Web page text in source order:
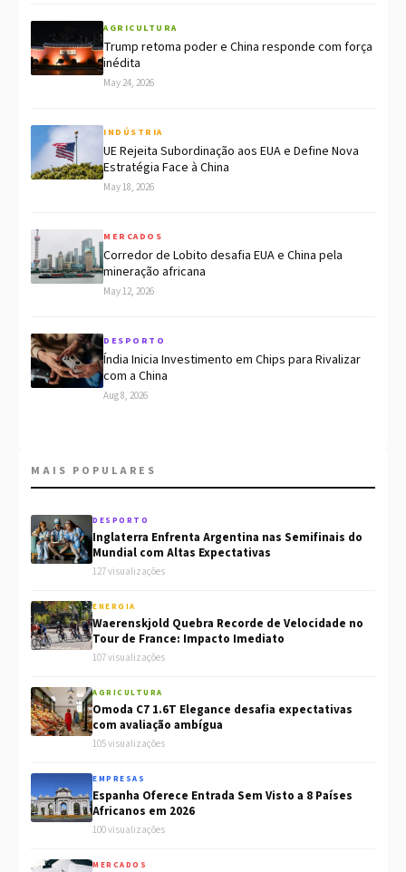
AGRICULTURA
Trump retoma poder e China responde com força
inédita
May 24, 2026
INDÚSTRIA
UE Rejeita Subordinação aos EUA e Define Nova
Estratégia Face à China
May 18, 2026
MERCADOS
Corredor de Lobito desafia EUA e China pela
mineração africana
May 12, 2026
DESPORTO
Índia Inicia Investimento em Chips para Rivalizar
com a China
Aug 8, 2026
MAIS POPULARES
DESPORTO
Inglaterra Enfrenta Argentina nas Semifinais do
Mundial com Altas Expectativas
127 visualizações
ENERGIA
Waerenskjold Quebra Recorde de Velocidade no
Tour de France: Impacto Imediato
107 visualizações
AGRICULTURA
Omoda C7 1.6T Elegance desafia expectativas
com avaliação ambígua
105 visualizações
EMPRESAS
Espanha Oferece Entrada Sem Visto a 8 Países
Africanos em 2026
100 visualizações
MERCADOS